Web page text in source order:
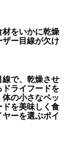
をいかに乾燥
ザー目線が欠け
線で、乾燥させ
ドライフードを
の小さなペッ
ドを美味しく食
ーを選ぶポイ